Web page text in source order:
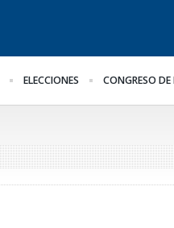
ELECCIONES CONGRESO
Poder Judicial?
al